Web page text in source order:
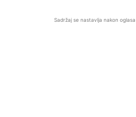
Sadržaj se nastavlja nakon oglasa